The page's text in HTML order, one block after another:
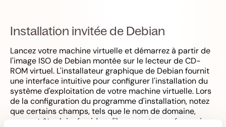
Installation invitée de Debian
Lancez votre machine virtuelle et démarrez à partir de
l'image ISO de Debian montée sur le lecteur de CD-
ROM virtuel. L'installateur graphique de Debian fournit
une interface intuitive pour configurer l'installation du
système d'exploitation de votre machine virtuelle. Lors
de la configuration du programme d'installation, notez
que certains champs, tels que le nom de domaine,
peuvent être laissés vides s'ils ne sont pas nécessaires.